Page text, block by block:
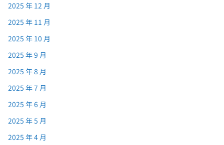
2025 年 12 月
2025 年 11 月
2025 年 10 月
2025 年 9 月
2025 年 8 月
2025 年 7 月
2025 年 6 月
2025 年 5 月
2025 年 4 月